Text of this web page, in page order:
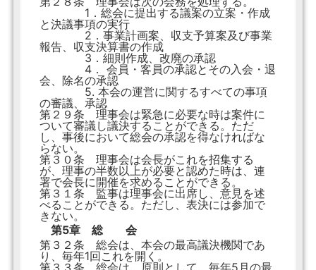
1．総会に提出する議案の立案・作成
と決議事項の実行
2．事業計画案、収支予算案及び事業
報告、収支決算書の作成
3．細則作成、改廃の承認
4． 会員・客員の承認とその入会・退
会、除名の承認
5. 本会の運営に関するすべての事項
の審議、承認
第２９条 理事会は緊急に必要な時は案件に
ついて審議し議決することができる。ただ
し、事後において総会の承認を得なければな
らない。
第３０条 理事会は会長がこれを招集する
が、理事の半数以上が必要と認めた時は、連
署で会長に開催を求めることができる。
第３１条 監事は理事会に出席し、意見を述
べることができる。ただし、表決には参加で
きない。
第5章 総 会
第３２条 総会は、本会の最高議決機関であ
り、毎年1回これを開く。